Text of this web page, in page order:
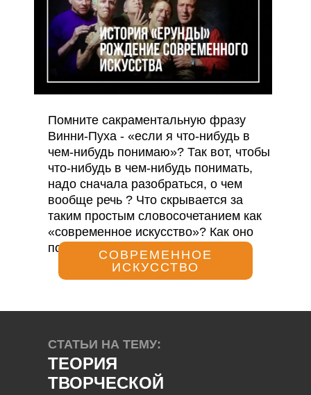
Помните сакраментальную фразу
Винни-Пуха - «если я что-нибудь в
чем-нибудь понимаю»? Так вот, чтобы
что-нибудь в чем-нибудь понимать,
надо сначала разобраться, о чем
вообще речь ? Что скрывается за
таким простым словосочетанием как
«современное искусство»? Как оно
появилось и где его границы?
СОВРЕМЕННОЕ
ИСКУССТВО
СТАТЬИ НА ТЕМУ:
ТЕОРИЯ
ТВОРЧЕСКОЙ